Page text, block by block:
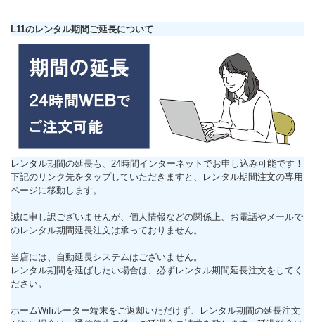
L11のレンタル期間ご延長について
レンタル期間の延長も、24時間インターネットでお申し込み可能です！
下記のリンク先をタップしていただきますと、レンタル期間注文の専用
ページに移動します。
誠に申し訳ございませんが、個人情報などの関係上、お電話やメールで
のレンタル期間延長注文は承っておりません。
当店には、自動延長システムはございません。
レンタル期間を延ばしたい場合は、必ずレンタル期間延長注文をしてく
ださい。
ホームWifiルーター端末をご返却いただけず、レンタル期間の延長注文